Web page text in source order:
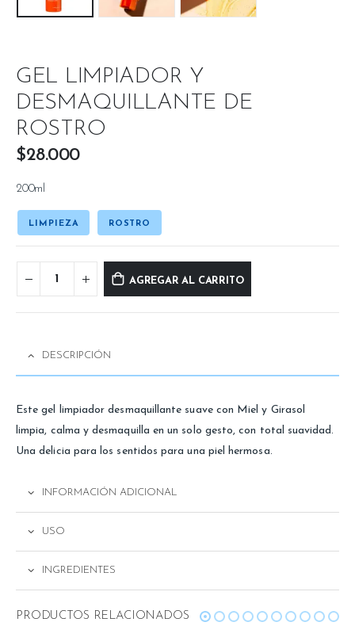
GEL LIMPIADOR Y
DESMAQUILLANTE DE
ROSTRO
$28.000
200ml
LIMPIEZA ROSTRO
AGREGAR AL CARRITO
DESCRIPCIÓN
Este gel limpiador desmaquillante suave con Miel y Girasol
limpia, calma y desmaquilla en un solo gesto, con total suavidad.
Una delicia para los sentidos para una piel hermosa.
INFORMACIÓN ADICIONAL
USO
INGREDIENTES
RELATED PRODUCTS